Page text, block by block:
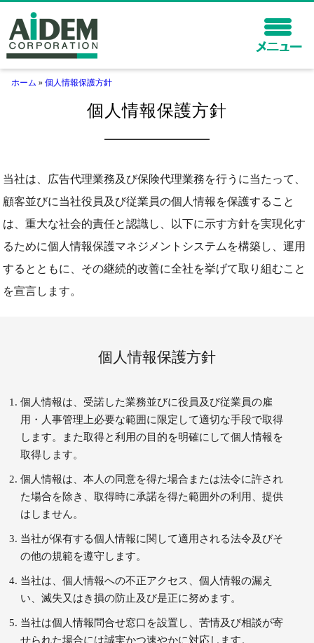
ホーム
企業向けサービス
会社情報
保険サービス 採用情報
ホーム » 個人情報保護方針
個人情報保護方針
当社は、広告代理業務及び保険代理業務を行うに当たって、
顧客並びに当社役員及び従業員の個人情報を保護すること
は、重大な社会的責任と認識し、以下に示す方針を実現化す
るために個人情報保護マネジメントシステムを構築し、運用
するとともに、その継続的改善に全社を挙げて取り組むこと
を宣言します。
個人情報保護方針
個人情報は、受諾した業務並びに役員及び従業員の雇
用・人事管理上必要な範囲に限定して適切な手段で取得
します。また取得と利用の目的を明確にして個人情報を
取得します。
個人情報は、本人の同意を得た場合または法令に許され
た場合を除き、取得時に承諾を得た範囲外の利用、提供
はしません。
当社が保有する個人情報に関して適用される法令及びそ
の他の規範を遵守します。
当社は、個人情報への不正アクセス、個人情報の漏え
い、滅失又はき損の防止及び是正に努めます。
当社は個人情報問合せ窓口を設置し、苦情及び相談が寄
せられた場合には誠実かつ速やかに対応します。